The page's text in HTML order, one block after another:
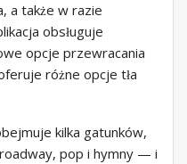
a także w razie
obsługuje
opcje przewracania
różne opcje tła
kilka gatunków,
pop i hymny — i